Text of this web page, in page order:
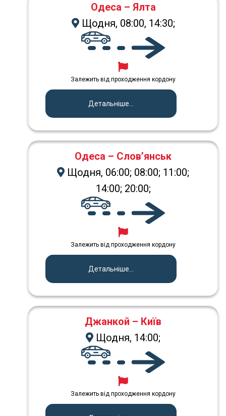
Одеса – Ялта
Щодня, 08:00, 14:30;
Залежить від проходження кордону
Детальніше...
Одеса – Слов’янськ
Щодня, 06:00; 08:00; 11:00;
14:00; 20:00;
Залежить від проходження кордону
Детальніше...
Джанкой – Київ
Щодня, 14:00;
Залежить від проходження кордону